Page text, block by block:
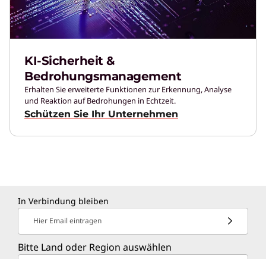
KI-Sicherheit &
Bedrohungsmanagement
Erhalten Sie erweiterte Funktionen zur Erkennung, Analyse
und Reaktion auf Bedrohungen in Echtzeit.
Schützen Sie Ihr Unternehmen
In Verbindung bleiben
Hier Email eintragen
Bitte Land oder Region auswählen